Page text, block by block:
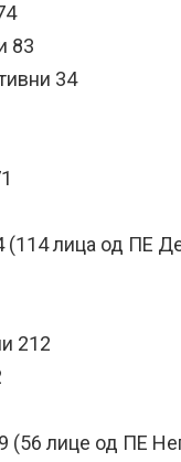
83
34
(114 лица од ПЕ
212
(56 лице од ПЕ